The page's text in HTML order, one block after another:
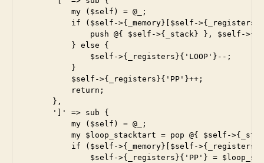
          my ($self) = @_;
if ($self->{_memory}[$self-
push @{ $self->{_stack} }, $self-
          } else {
              $self->{_registers}{'LOOP'}--;
          }
          $self->{_registers}{'PP'}++;
          return;
      },
      ']' => sub {
          my ($self) = @_;
my $loop_stacktart = pop @{ $self-
if ($self->{_memory}[$self-
$self->{_registers}{'PP'} =